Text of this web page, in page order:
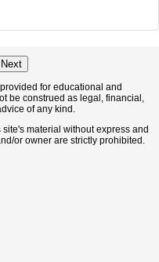
Next
for educational and
be construed as legal, financial,
of any kind.
material without express and
or owner are strictly prohibited.